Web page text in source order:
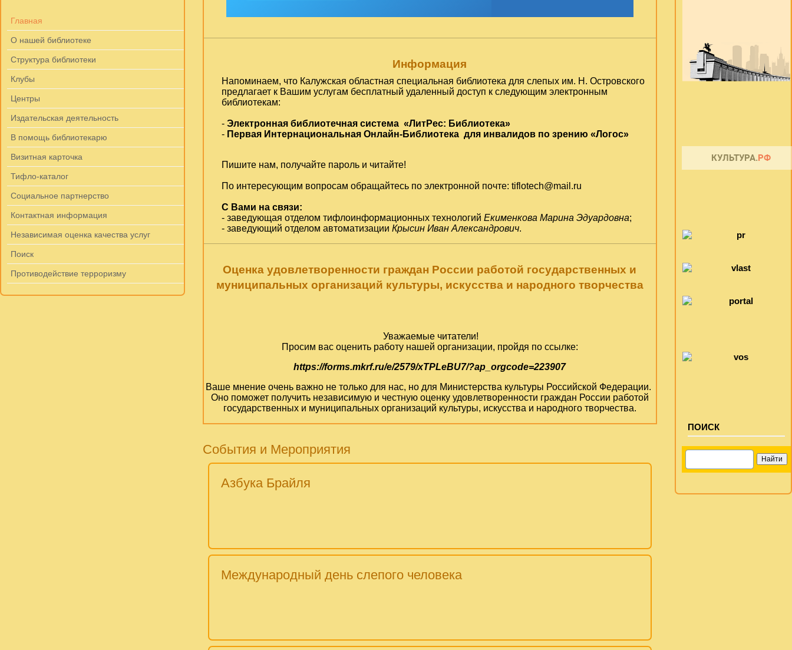
Главная
О нашей библиотеке
Структура библиотеки
Клубы
Центры
Издательская деятельность
В помощь библиотекарю
Визитная карточка
Тифло-каталог
Социальное партнерство
Контактная информация
Независимая оценка качества услуг
Поиск
Противодействие терроризму
Информация
Напоминаем, что Калужская областная специальная библиотека для слепых им. Н. Островского
предлагает к Вашим услугам бесплатный удаленный доступ к следующим электронным
библиотекам:
- Электронная библиотечная система «ЛитРес: Библиотека»
- Первая Интернациональная Онлайн-Библиотека для инвалидов по зрению «Логос»
Пишите нам, получайте пароль и читайте!
По интересующим вопросам обращайтесь по электронной почте: tiflotech@mail.ru
С Вами на связи:
- заведующая отделом тифлоинформационных технологий Екименкова Марина Эдуардовна;
- заведующий отделом автоматизации Крысин Иван Александрович.
Оценка удовлетворенности граждан России работой государственных и
муниципальных организаций культуры, искусства и народного творчества
Уважаемые читатели!
Просим вас оценить работу нашей организации, пройдя по ссылке:
https://forms.mkrf.ru/e/2579/xTPLeBU7/?ap_orgcode=223907
Ваше мнение очень важно не только для нас, но для Министерства культуры Российской Федерации.
Оно поможет получить независимую и честную оценку удовлетворенности граждан России работой
государственных и муниципальных организаций культуры, искусства и народного творчества.
События и Мероприятия
Азбука Брайля
Международный день слепого человека
ПОИСК